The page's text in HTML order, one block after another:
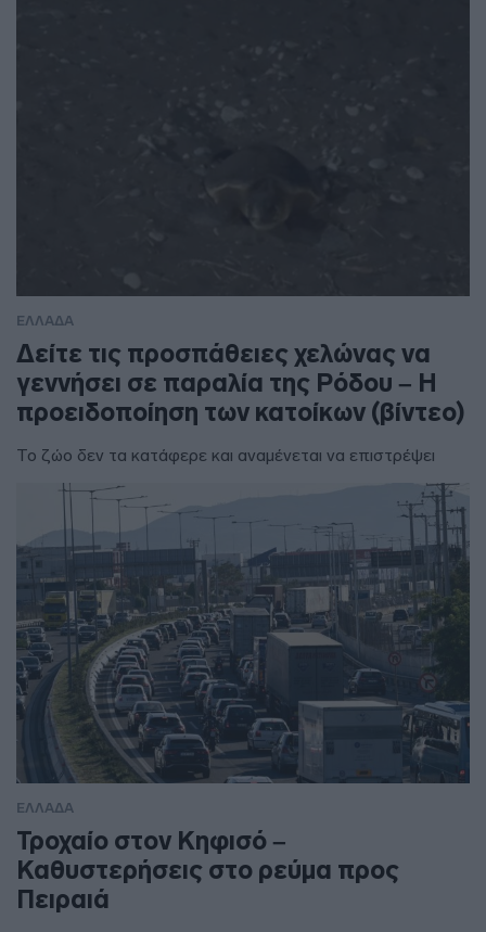
ΕΛΛΑΔΑ
Δείτε τις προσπάθειες χελώνας να
γεννήσει σε παραλία της Ρόδου – Η
προειδοποίηση των κατοίκων (βίντεο)
Το ζώο δεν τα κατάφερε και αναμένεται να επιστρέψει
ΕΛΛΑΔΑ
Τροχαίο στον Κηφισό –
Καθυστερήσεις στο ρεύμα προς
Πειραιά